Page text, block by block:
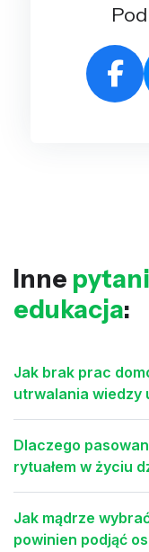
Inne
edukacja:
Jak brak prac
utrwalania wiedzy
Dlaczego
rytuałem w życiu
Jak mądrze
powinien podjąć